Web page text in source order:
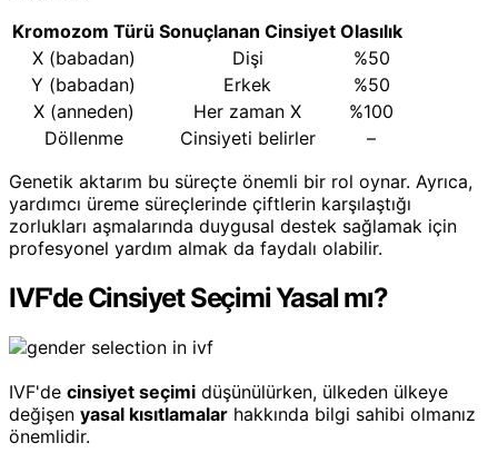
Kromozom Türü Sonuçlanan Cinsiyet Olasılık
X (babadan)
Dişi
%50
Y (babadan)
Erkek
%50
X (anneden)
Her zaman X
%100
Döllenme
Cinsiyeti belirler
–
Genetik aktarım bu süreçte önemli bir rol oynar. Ayrıca,
yardımcı üreme süreçlerinde çiftlerin karşılaştığı
zorlukları aşmalarında duygusal destek sağlamak için
profesyonel yardım almak da faydalı olabilir.
IVF'de Cinsiyet Seçimi Yasal mı?
IVF'de cinsiyet seçimi düşünülürken, ülkeden ülkeye
değişen yasal kısıtlamalar hakkında bilgi sahibi olmanız
önemlidir.